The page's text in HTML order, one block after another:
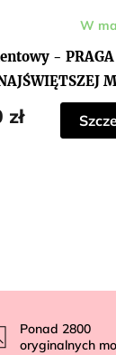
-
TYNEM
W
zł
Ponad 2800
oryginalnych